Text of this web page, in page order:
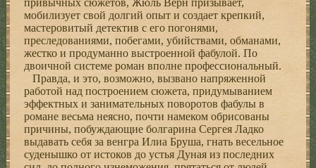
мобилизует свой долгий опыт и создает крепкий,
мастеровитый детектив с его погонями,
преследованиями, побегами, убийствами, обманами,
жестко и продуманно выстроенной фабулой. По
двоичной системе роман вполне профессиональный.
Правда, и это, возможно, вызвано напряженной
работой над построением сюжета, придумыванием
эффектных и занимательных поворотов фабулы в
романе весьма неясно, почти намеком обрисованы
причины, побуждающие болгарина Сергея Ладко
выдавать себя за венгра Илиа Бруша, гнать весельное
суденышко от истоков до устья Дуная из последних